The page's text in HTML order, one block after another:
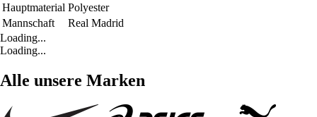
Hauptmaterial Polyester
Mannschaft
Real Madrid
Loading...
Loading...
Alle unsere Marken